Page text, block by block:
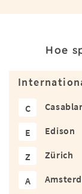
Hoe
C
E Edison
Z Zürich
A